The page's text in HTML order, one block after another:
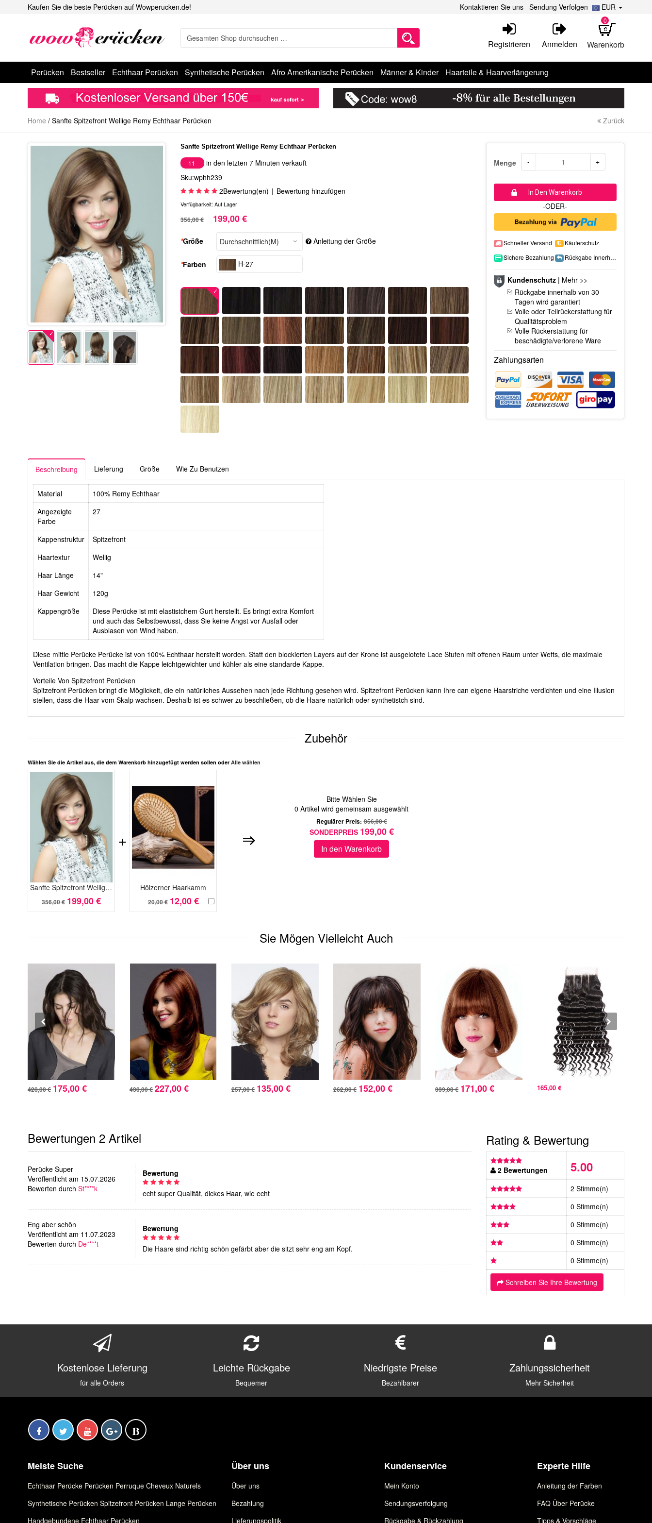
Kaufen Sie die beste Perücken auf Wowperucken.de! EUR
Kontaktieren Sie uns Sendung Verfolgen
Warenkorb
0
Registrieren Anmelden
Perücken Bestseller Echthaar Perücken Synthetische Perücken Afro Amerikanische Perücken Männer & Kinder Haarteile & Haarverlängerung
Home / Sanfte Spitzefront Wellige Remy Echthaar Perücken Zurück
Sanfte Spitzefront Wellige Remy Echthaar Perücken
11
in den letzten 7 Minuten verkauft
Sku:wphh239
2Bewertung(en) | Bewertung hinzufügen
Verfügbarkeit: Auf Lager
356,00 € 199,00 €
*Größe Anleitung der Größe
*Farben H-27
Menge - +
In Den Warenkorb
-ODER-
Schneller Versand
Käuferschutz
Sichere Bezahlung
Rückgabe Innerhalb 15 Tage
Kundenschutz| Mehr >>
Rückgabe innerhalb von 30
Tagen wird garantiert
Volle oder Teilrückerstattung für
Qualitätsproblem
Volle Rückerstattung für
beschädigte/verlorene Ware
Zahlungsarten
Beschreibung Lieferung Größe Wie Zu Benutzen
Material
100% Remy Echthaar
Angezeigte
Farbe
27
Kappenstruktur
Spitzefront
Haartextur
Wellig
Haar Länge
14"
Haar Gewicht
120g
Kappengröße
Diese Perücke ist mit elastistchem Gurt herstellt. Es bringt extra Komfort
und auch das Selbstbewusst, dass Sie keine Angst vor Ausfall oder
Ausblasen von Wind haben.
Diese mittle Perücke Perücke ist von 100% Echthaar herstellt worden. Statt den blockierten Layers auf der Krone ist ausgelotete Lace Stufen mit offenen Raum unter Wefts, die maximale
Ventilation bringen. Das macht die Kappe leichtgewichter und kühler als eine standarde Kappe.
Vorteile Von Spitzefront Perücken
Spitzefront Perücken bringt die Möglickeit, die ein natürliches Aussehen nach jede Richtung gesehen wird. Spitzefront Perücken kann Ihre can eigene Haarstriche verdichten und eine Illusion
stellen, dass die Haar vom Skalp wachsen. Deshalb ist es schwer zu beschließen, ob die Haare natürlich oder synthetistch sind.
Zubehör
Wählen Sie die Artikel aus, die dem Warenkorb hinzugefügt werden sollen oder Alle wählen
Sanfte Spitzefront Wellige Remy Echthaar Perücken
356,00 € 199,00 €
Hölzerner Haarkamm
20,00 € 12,00 €
+
Bitte Wählen Sie
0 Artikel wird gemeinsam ausgewählt
Regulärer Preis: 356,00 €
SONDERPREIS 199,00 €
In den Warenkorb
Sie Mögen Vielleicht Auch
428,00 € 175,00 € 430,00 € 227,00 € 257,00 € 135,00 € 262,00 € 152,00 € 339,00 € 171,00 € 165,00 €
Bewertungen 2 Artikel
Perücke Super
Veröffentlicht am 15.07.2026
Bewerten durch St****k
Bewertung
echt super Qualität, dickes Haar, wie echt
Eng aber schön
Veröffentlicht am 11.07.2023
Bewerten durch De****t
Bewertung
Die Haare sind richtig schön gefärbt aber die sitzt sehr eng am Kopf.
Rating & Bewertung
2 Bewertungen 5.00
2 Stimme(n)
0 Stimme(n)
0 Stimme(n)
0 Stimme(n)
0 Stimme(n)
Schreiben Sie Ihre Bewertung
Kostenlose Lieferung
für alle Orders
Leichte Rückgabe
Bequemer
Niedrigste Preise
Bezahlbarer
Zahlungssicherheit
Mehr Sicherheit
Meiste Suche
Echthaar Perücke Perücken Perruque Cheveux Naturels
Synthetische Perücken Spitzefront Perücken Lange Perücken
Handgebundene Echthaar Perücken
Über uns
Über uns
Bezahlung
Lieferungspolitik
Kundenservice
Mein Konto
Sendungsverfolgung
Rückgabe & Rückzahlung
Experte Hilfe
Anleitung der Farben
FAQ Über Perücke
Tipps & Vorschläge